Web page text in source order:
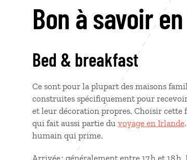
Bon à savoir
Bed & breakfast
Ce sont pour la plupart des maisons
construites spécifiquement pour
et leur décoration propres. Choisir cette
qui fait aussi partie du voyage en Irlande
humain qui prime.
Arrivée : généralement entre 17 h et 18